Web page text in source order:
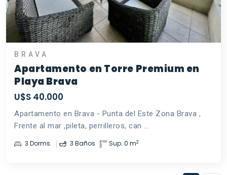
BRAVA
Apartamento en Torre Premium en
Playa Brava
U$S 40.000
Apartamento en Brava - Punta del Este Zona Brava ,
Frente al mar ,pileta, perrilleros, can ...
3 Dorms. 3 Baños Sup. 0 m2